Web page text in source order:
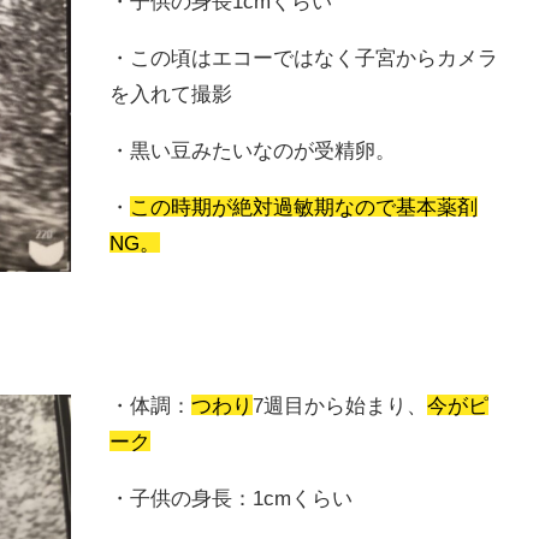
・この頃はエコーではなく子宮からカメラ
を入れて撮影
・黒い豆みたいなのが受精卵。
・
この時期が絶対過敏期なので基本薬剤
NG。
・体調： つわり 7週目から始まり、 今がピ
ーク
・子供の身長：1cmくらい